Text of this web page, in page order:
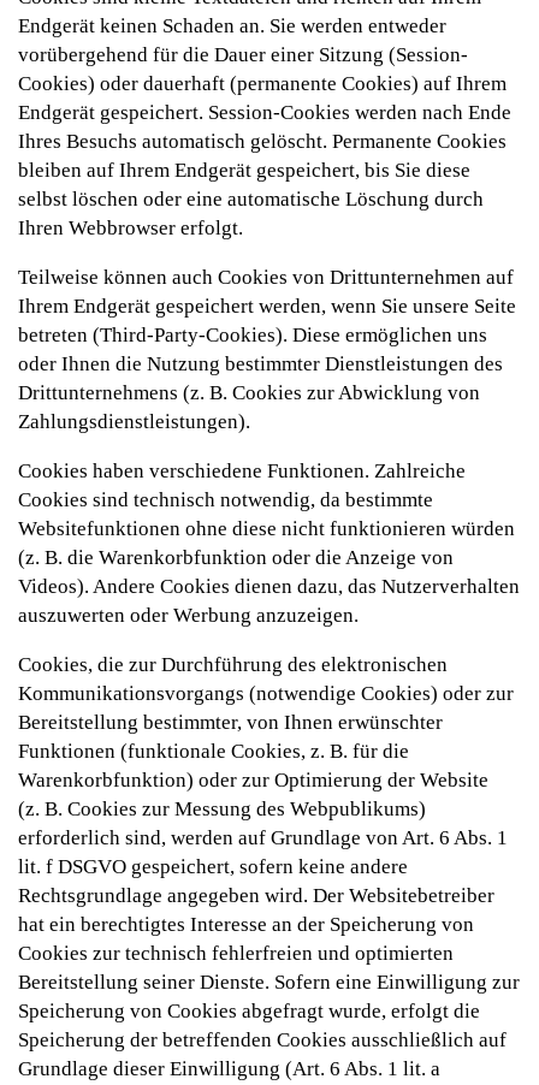
Endgerät keinen Schaden an. Sie werden entweder
vorübergehend für die Dauer einer Sitzung (Session-
Cookies) oder dauerhaft (permanente Cookies) auf Ihrem
Endgerät gespeichert. Session-Cookies werden nach Ende
Ihres Besuchs automatisch gelöscht. Permanente Cookies
bleiben auf Ihrem Endgerät gespeichert, bis Sie diese
selbst löschen oder eine automatische Löschung durch
Ihren Webbrowser erfolgt.
Teilweise können auch Cookies von Drittunternehmen auf
Ihrem Endgerät gespeichert werden, wenn Sie unsere Seite
betreten (Third-Party-Cookies). Diese ermöglichen uns
oder Ihnen die Nutzung bestimmter Dienstleistungen des
Drittunternehmens (z. B. Cookies zur Abwicklung von
Zahlungsdienstleistungen).
Cookies haben verschiedene Funktionen. Zahlreiche
Cookies sind technisch notwendig, da bestimmte
Websitefunktionen ohne diese nicht funktionieren würden
(z. B. die Warenkorbfunktion oder die Anzeige von
Videos). Andere Cookies dienen dazu, das Nutzerverhalten
auszuwerten oder Werbung anzuzeigen.
Cookies, die zur Durchführung des elektronischen
Kommunikationsvorgangs (notwendige Cookies) oder zur
Bereitstellung bestimmter, von Ihnen erwünschter
Funktionen (funktionale Cookies, z. B. für die
Warenkorbfunktion) oder zur Optimierung der Website
(z. B. Cookies zur Messung des Webpublikums)
erforderlich sind, werden auf Grundlage von Art. 6 Abs. 1
lit. f DSGVO gespeichert, sofern keine andere
Rechtsgrundlage angegeben wird. Der Websitebetreiber
hat ein berechtigtes Interesse an der Speicherung von
Cookies zur technisch fehlerfreien und optimierten
Bereitstellung seiner Dienste. Sofern eine Einwilligung zur
Speicherung von Cookies abgefragt wurde, erfolgt die
Speicherung der betreffenden Cookies ausschließlich auf
Grundlage dieser Einwilligung (Art. 6 Abs. 1 lit. a